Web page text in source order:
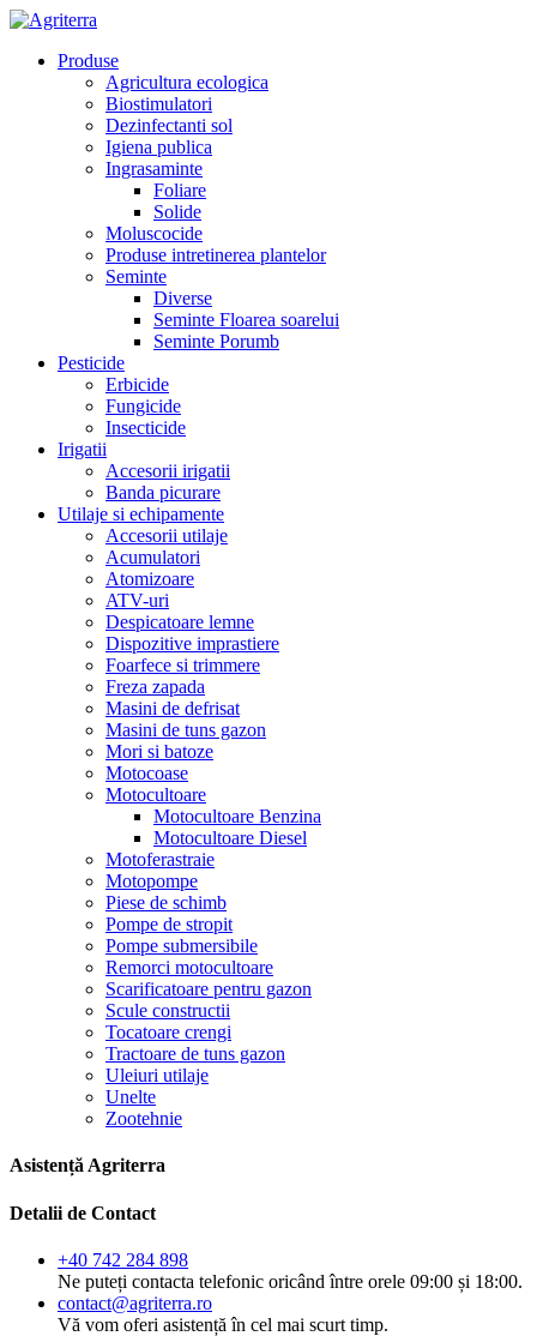
Produse
Agricultura ecologica
Biostimulatori
Dezinfectanti sol
Igiena publica
Ingrasaminte
Foliare
Solide
Moluscocide
Produse intretinerea plantelor
Seminte
Diverse
Seminte Floarea soarelui
Seminte Porumb
Pesticide
Erbicide
Fungicide
Insecticide
Irigatii
Accesorii irigatii
Banda picurare
Utilaje si echipamente
Accesorii utilaje
Acumulatori
Atomizoare
ATV-uri
Despicatoare lemne
Dispozitive imprastiere
Foarfece si trimmere
Freza zapada
Masini de defrisat
Masini de tuns gazon
Mori si batoze
Motocoase
Motocultoare
Motocultoare Benzina
Motocultoare Diesel
Motoferastraie
Motopompe
Piese de schimb
Pompe de stropit
Pompe submersibile
Remorci motocultoare
Scarificatoare pentru gazon
Scule constructii
Tocatoare crengi
Tractoare de tuns gazon
Uleiuri utilaje
Unelte
Zootehnie
Asistență Agriterra
Detalii de Contact
+40 742 284 898
Ne puteți contacta telefonic oricând între orele 09:00 și 18:00.
contact@agriterra.ro
Vă vom oferi asistență în cel mai scurt timp.